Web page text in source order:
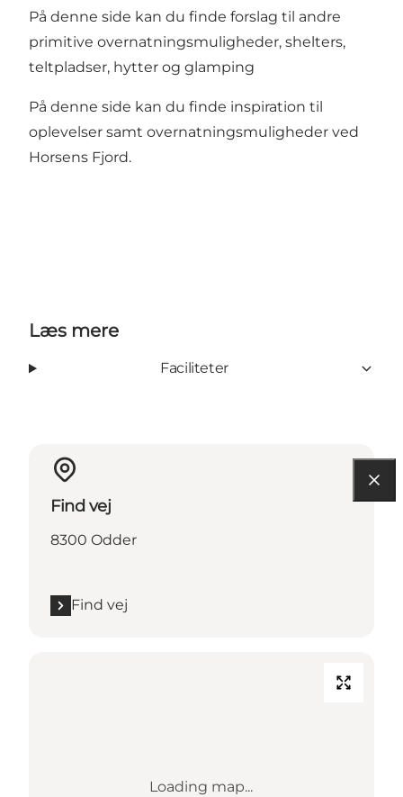
På denne side kan du finde forslag til andre
primitive overnatningsmuligheder, shelters,
teltpladser, hytter og glamping
På denne side kan du finde inspiration til
oplevelser samt overnatningsmuligheder ved
Horsens Fjord.
Læs mere
Faciliteter
Find vej
8300 Odder
Find vej
Loading map...